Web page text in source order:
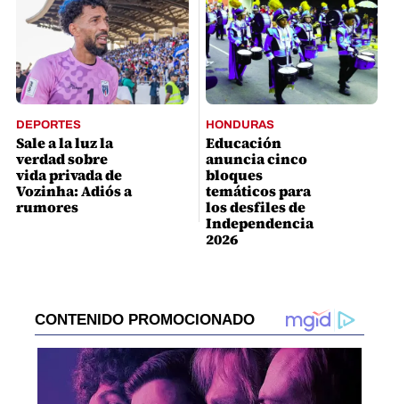
DEPORTES
Sale a la luz la
verdad sobre
vida privada de
Vozinha: Adiós a
rumores
HONDURAS
Educación
anuncia cinco
bloques
temáticos para
los desfiles de
Independencia
2026